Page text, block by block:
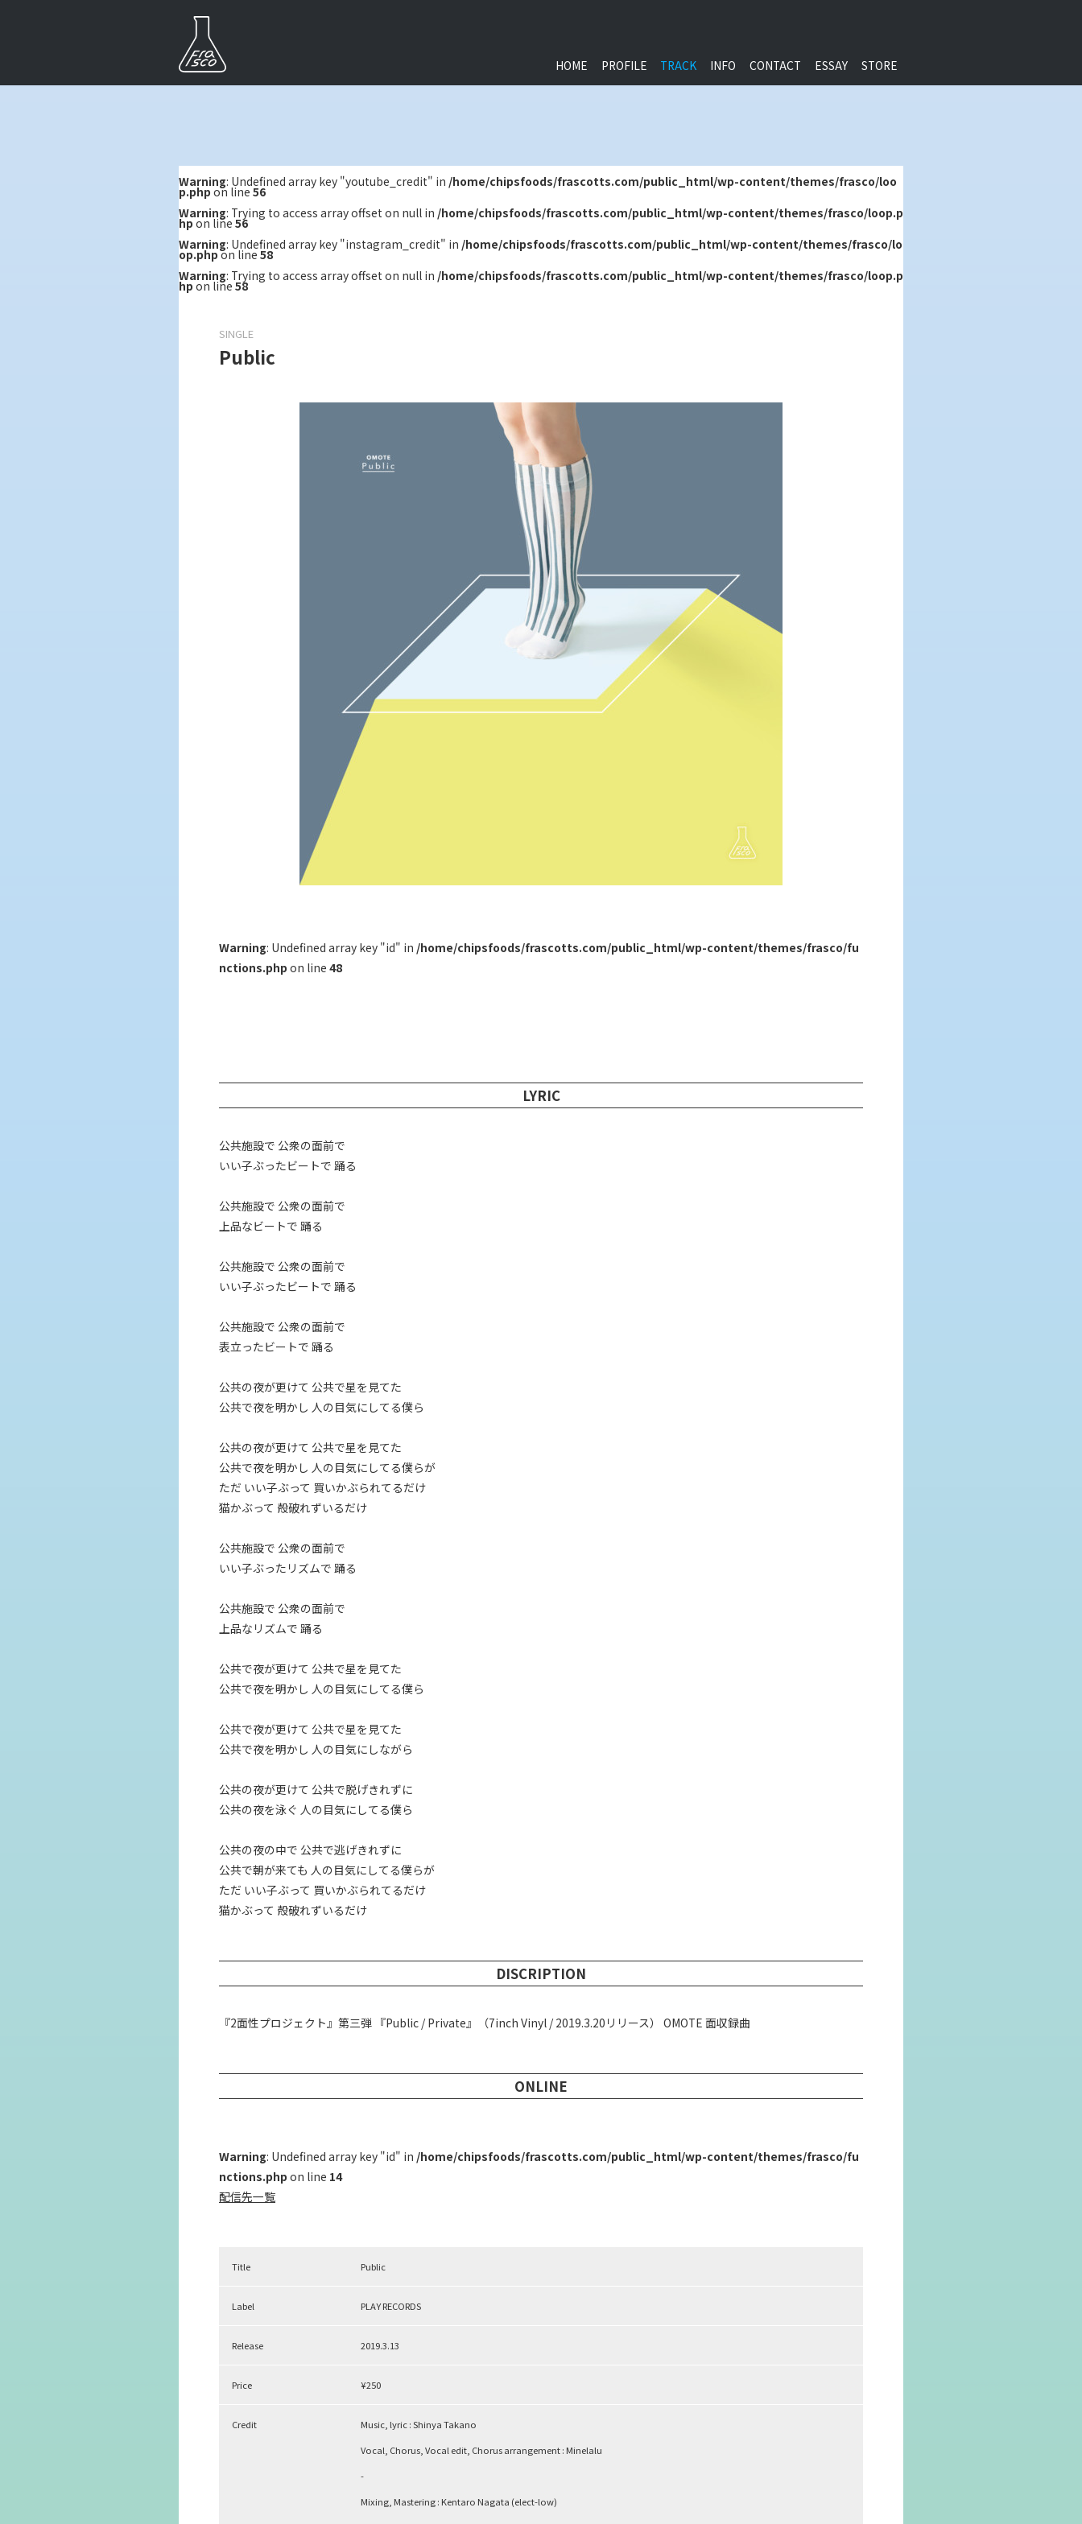
HOME PROFILE TRACK INFO CONTACT ESSAY STORE
Warning: Undefined array key "youtube_credit" in /home/chipsfoods/frascotts.com/public_html/wp-content/themes/frasco/loo
p.php on line 56
Warning: Trying to access array offset on null in /home/chipsfoods/frascotts.com/public_html/wp-content/themes/frasco/loop.p
hp on line 56
Warning: Undefined array key "instagram_credit" in /home/chipsfoods/frascotts.com/public_html/wp-content/themes/frasco/lo
op.phpon line 58
Warning: Trying to access array offset on null in /home/chipsfoods/frascotts.com/public_html/wp-content/themes/frasco/loop.p
hp on line 58
SINGLE
Public
Warning: Undefined array key "id" in /home/chipsfoods/frascotts.com/public_html/wp-content/themes/frasco/fu
nctions.php on line 48
LYRIC
公共施設で 公衆の面前で
いい子ぶったビートで 踊る
公共施設で 公衆の面前で
上品なビートで 踊る
公共施設で 公衆の面前で
いい子ぶったビートで 踊る
公共施設で 公衆の面前で
表立ったビートで 踊る
公共の夜が更けて 公共で星を見てた
公共で夜を明かし 人の目気にしてる僕ら
公共の夜が更けて 公共で星を見てた
公共で夜を明かし 人の目気にしてる僕らが
ただ いい子ぶって 買いかぶられてるだけ
猫かぶって 殻破れずいるだけ
公共施設で 公衆の面前で
いい子ぶったリズムで 踊る
公共施設で 公衆の面前で
上品なリズムで 踊る
公共で夜が更けて 公共で星を見てた
公共で夜を明かし 人の目気にしてる僕ら
公共で夜が更けて 公共で星を見てた
公共で夜を明かし 人の目気にしながら
公共の夜が更けて 公共で脱げきれずに
公共の夜を泳ぐ 人の目気にしてる僕ら
公共の夜の中で 公共で逃げきれずに
公共で朝が来ても 人の目気にしてる僕らが
ただ いい子ぶって 買いかぶられてるだけ
猫かぶって 殻破れずいるだけ
DISCRIPTION
『2面性プロジェクト』第三弾 『Public / Private』（7inch Vinyl / 2019.3.20リリース） OMOTE 面収録曲
ONLINE
Warning: Undefined array key "id" in /home/chipsfoods/frascotts.com/public_html/wp-content/themes/frasco/fu
nctions.php on line 14
配信先一覧
Title Public
Label PLAY RECORDS
Release 2019.3.13
Price ¥250
Credit
Music, lyric : Shinya Takano
Vocal, Chorus, Vocal edit, Chorus arrangement : Minelalu
-
Mixing, Mastering : Kentaro Nagata (elect-low)